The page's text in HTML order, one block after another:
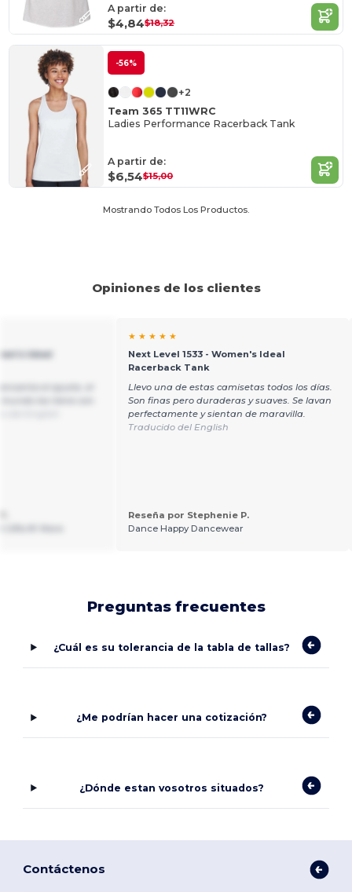
A partir de:
$4,84$18,32
-56%
+2
Team 365 TT11WRC
Ladies Performance Racerback Tank
A partir de:
$6,54$15,00
Mostrando Todos Los Productos.
Opiniones de los clientes
Ideal
★ ★ ★ ★ ★
Next Level 1533 - Women's Ideal
Racerback Tank
Llevo una de estas camisetas todos los días.
Son finas pero duraderas y suaves. Se lavan
perfectamente y sientan de maravilla.
Traducido del English
Reseña por Stephenie P.
Dance Happy Dancewear
Preguntas frecuentes
¿Cuál es su tolerancia de la tabla de tallas?
¿Me podrían hacer una cotización?
¿Dónde estan vosotros situados?
Contáctenos